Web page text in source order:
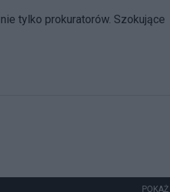
tylko prokuratorów. Szokujące